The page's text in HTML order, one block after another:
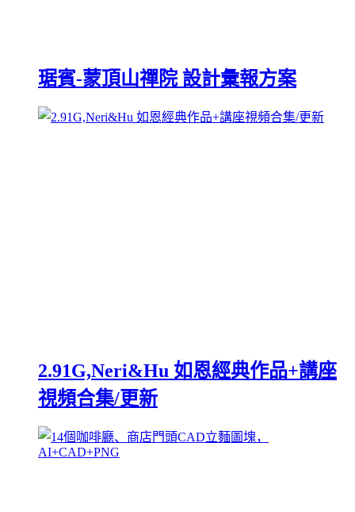
琚賓-蒙頂山禪院 設計彙報方案
2.91G,Neri&Hu 如恩經典作品+講座
視頻合集/更新